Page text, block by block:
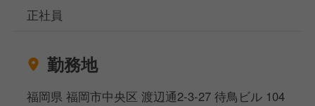
正社員
勤務地
福岡県 福岡市中央区 渡辺通2-3-27 待鳥ビル 104